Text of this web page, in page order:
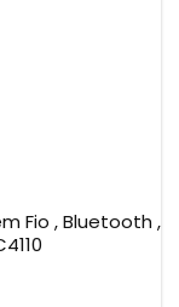
Fio , Bluetooth ,